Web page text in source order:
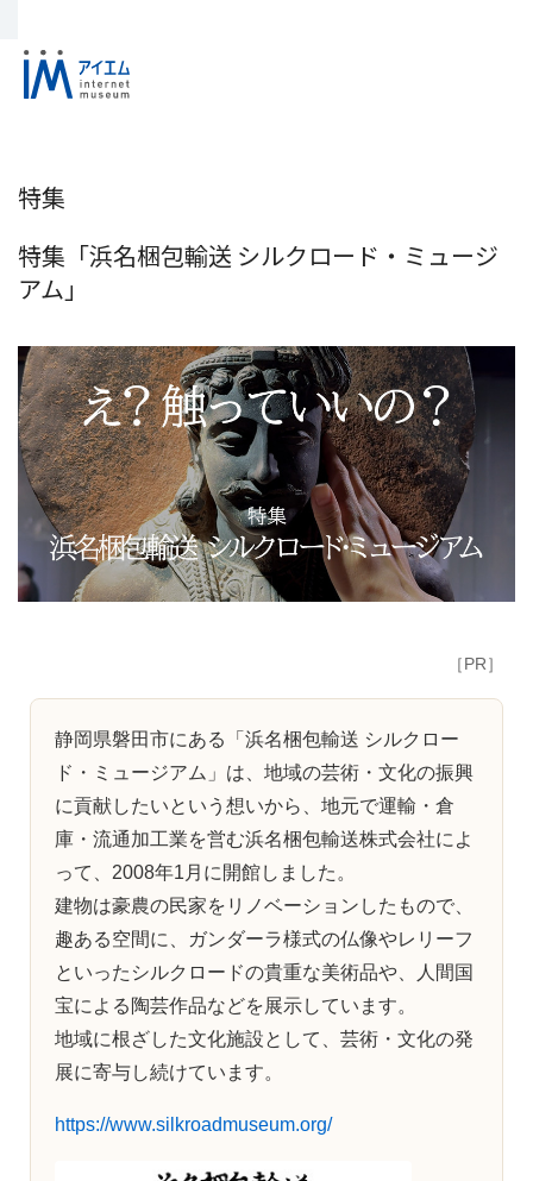
特集
特集「浜名梱包輸送 シルクロード・ミュージ
アム」
［PR］
静岡県磐田市にある「浜名梱包輸送 シルクロー
ド・ミュージアム」は、地域の芸術・文化の振興
に貢献したいという想いから、地元で運輸・倉
庫・流通加工業を営む浜名梱包輸送株式会社によ
って、2008年1月に開館しました。
建物は豪農の民家をリノベーションしたもので、
趣ある空間に、ガンダーラ様式の仏像やレリーフ
といったシルクロードの貴重な美術品や、人間国
宝による陶芸作品などを展示しています。
地域に根ざした文化施設として、芸術・文化の発
展に寄与し続けています。
https://www.silkroadmuseum.org/